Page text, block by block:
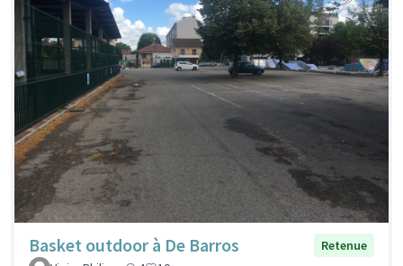
Basket outdoor à De Barros
Retenue